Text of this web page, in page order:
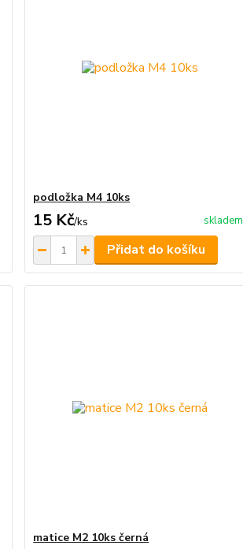
podložka M4 10ks
15 Kč/ks skladem
Přidat do košíku
matice M2 10ks černá